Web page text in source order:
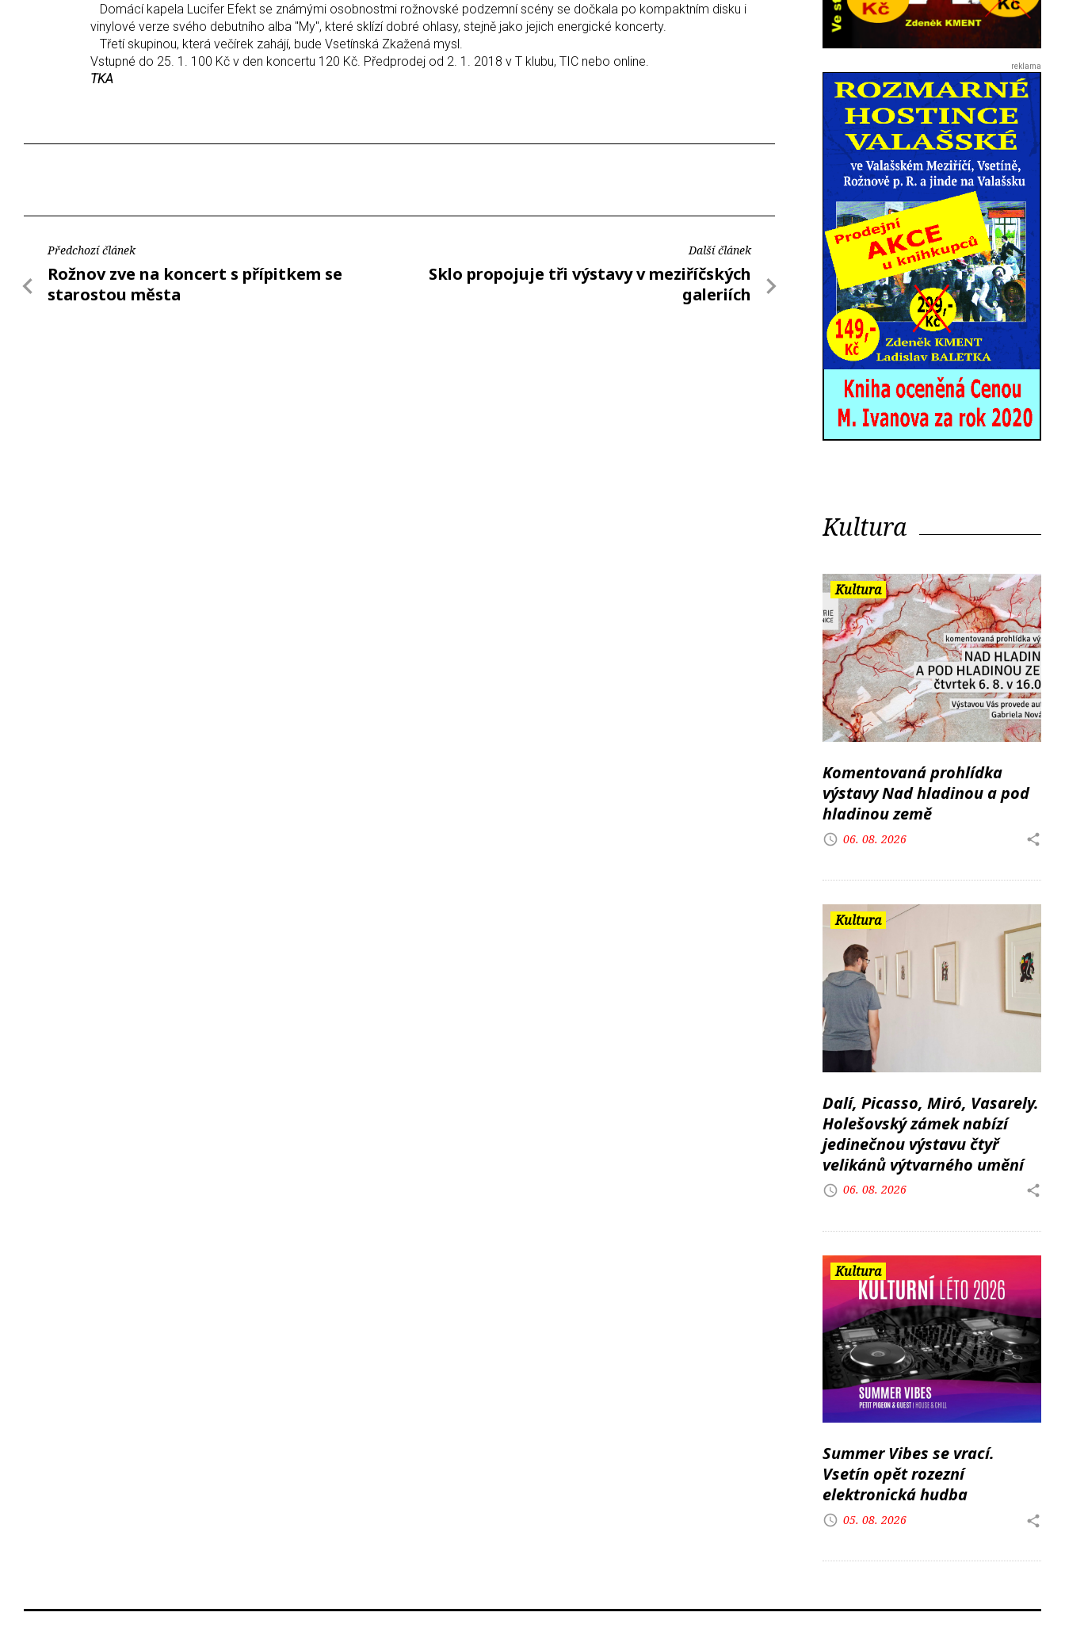
Domácí kapela Lucifer Efekt se známými osobnostmi rožnovské podzemní scény se dočkala po kompaktním disku i
vinylové verze svého debutního alba "My", které sklízí dobré ohlasy, stejně jako jejich energické koncerty.
Třetí skupinou, která večírek zahájí, bude Vsetínská Zkažená mysl.
Vstupné do 25. 1. 100 Kč v den koncertu 120 Kč. Předprodej od 2. 1. 2018 v T klubu, TIC nebo online.
TKA
Předchozí článek
Rožnov zve na koncert s přípitkem se
starostou města
Další článek
Sklo propojuje tři výstavy v meziříčských
galeriích
Kultura
Kultura
Komentovaná prohlídka
výstavy Nad hladinou a pod
hladinou země
06. 08. 2026
Kultura
Dalí, Picasso, Miró, Vasarely.
Holešovský zámek nabízí
jedinečnou výstavu čtyř
velikánů výtvarného umění
06. 08. 2026
Kultura
Summer Vibes se vrací.
Vsetín opět rozezní
elektronická hudba
05. 08. 2026